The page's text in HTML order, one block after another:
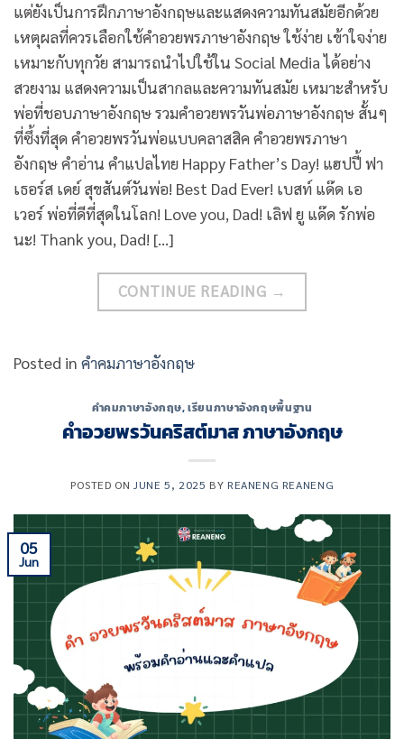
แต่ยังเป็นการฝึกภาษาอังกฤษและแสดงความทันสมัยอีกด้วย
เหตุผลที่ควรเลือกใช้คำอวยพรภาษาอังกฤษ ใช้ง่าย เข้าใจง่าย
เหมาะกับทุกวัย สามารถนำไปใช้ใน Social Media ได้อย่าง
สวยงาม แสดงความเป็นสากลและความทันสมัย เหมาะสำหรับ
พ่อที่ชอบภาษาอังกฤษ รวมคำอวยพรวันพ่อภาษาอังกฤษ สั้นๆ
ที่ซึ้งที่สุด คำอวยพรวันพ่อแบบคลาสสิค คำอวยพรภาษา
อังกฤษ คำอ่าน คำแปลไทย Happy Father’s Day! แฮปปี้ ฟา
เธอร์ส เดย์ สุขสันต์วันพ่อ! Best Dad Ever! เบสท์ แด๊ด เอ
เวอร์ พ่อที่ดีที่สุดในโลก! Love you, Dad! เลิฟ ยู แด๊ด รักพ่อ
นะ! Thank you, Dad! […]
CONTINUE READING →
Posted in คำคมภาษาอังกฤษ
คำคมภาษาอังกฤษ,เรียนภาษาอังกฤษพื้นฐาน
คําอวยพรวันคริสต์มาส ภาษาอังกฤษ
POSTED ON JUNE 5, 2025 BY REANENG REANENG
05
Jun